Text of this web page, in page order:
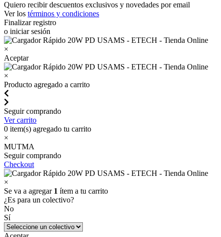
Quiero recibir descuentos exclusivos y novedades por email
Ver los términos y condiciones
Finalizar registro
o iniciar sesión
×
Aceptar
×
Producto agregado a carrito
Seguir comprando
Ver carrito
0 item(s) agregado tu carrito
×
MUTMA
Seguir comprando
Checkout
×
Se va a agregar 1 ítem a tu carrito
¿Es para un colectivo?
No
Sí